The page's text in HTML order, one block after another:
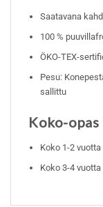
Saatavana
100 %
ÖKO-TEX-
Pesu:
sallittu
Koko-
Koko 1-2
Koko 3-4